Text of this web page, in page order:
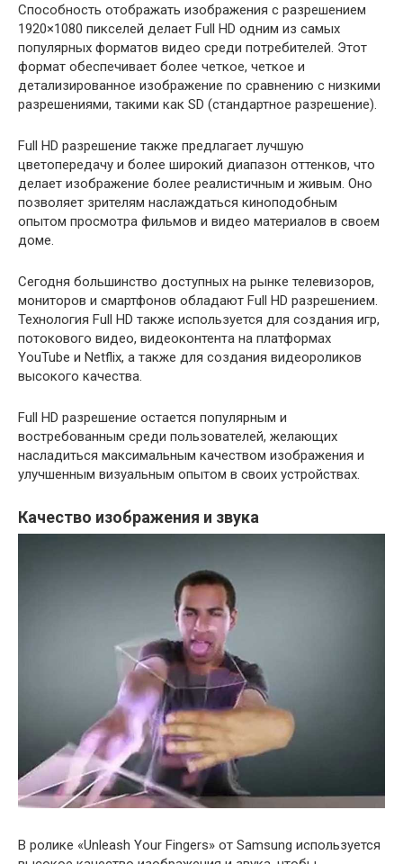
Способность отображать изображения с разрешением
1920×1080 пикселей делает Full HD одним из самых
популярных форматов видео среди потребителей. Этот
формат обеспечивает более четкое, четкое и
детализированное изображение по сравнению с низкими
разрешениями, такими как SD (стандартное разрешение).
Full HD разрешение также предлагает лучшую
цветопередачу и более широкий диапазон оттенков, что
делает изображение более реалистичным и живым. Оно
позволяет зрителям наслаждаться киноподобным
опытом просмотра фильмов и видео материалов в своем
доме.
Сегодня большинство доступных на рынке телевизоров,
мониторов и смартфонов обладают Full HD разрешением.
Технология Full HD также используется для создания игр,
потокового видео, видеоконтента на платформах
YouTube и Netflix, а также для создания видеороликов
высокого качества.
Full HD разрешение остается популярным и
востребованным среди пользователей, желающих
насладиться максимальным качеством изображения и
улучшенным визуальным опытом в своих устройствах.
Качество изображения и звука
В ролике «Unleash Your Fingers» от Samsung используется